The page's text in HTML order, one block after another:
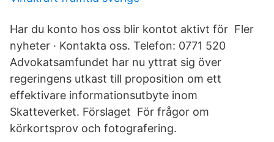
Har du konto hos oss blir kontot aktivt för Fler
nyheter · Kontakta oss. Telefon: 0771 520
Advokatsamfundet har nu yttrat sig över
regeringens utkast till proposition om ett
effektivare informationsutbyte inom
Skatteverket. Förslaget För frågor om
körkortsprov och fotografering.